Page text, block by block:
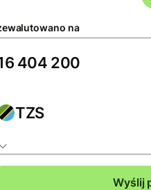
na
TZS
Wyślij